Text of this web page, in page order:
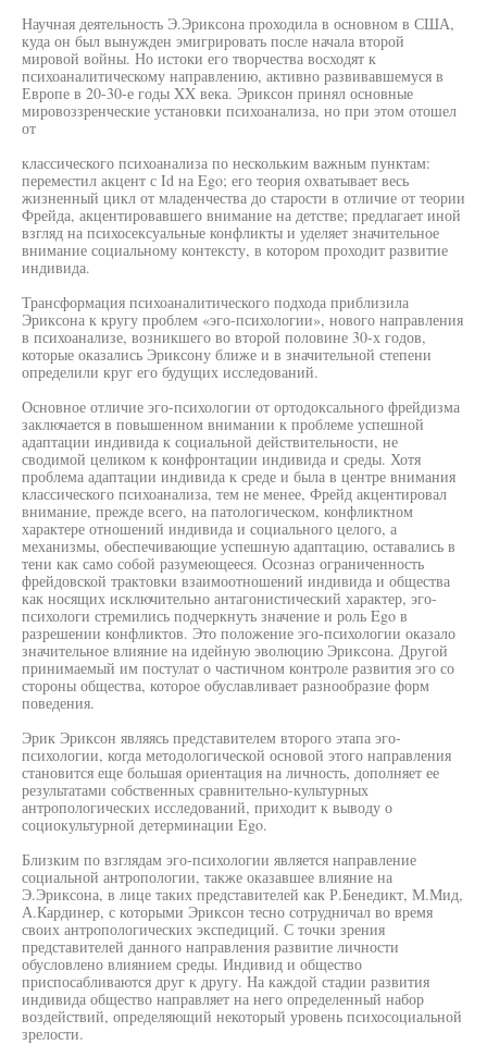
Научная деятельность Э.Эриксона проходила в основном в США,
куда он был вынужден эмигрировать после начала второй
мировой войны. Но истоки его творчества восходят к
психоаналитическому направлению, активно развивавшемуся в
Европе в 20-30-е годы XX века. Эриксон принял основные
мировоззренческие установки психоанализа, но при этом отошел
от
классического психоанализа по нескольким важным пунктам:
переместил акцент с Id на Ego; его теория охватывает весь
жизненный цикл от младенчества до старости в отличие от теории
Фрейда, акцентировавшего внимание на детстве; предлагает иной
взгляд на психосексуальные конфликты и уделяет значительное
внимание социальному контексту, в котором проходит развитие
индивида.
Трансформация психоаналитического подхода приблизила
Эриксона к кругу проблем «эго-психологии», нового направления
в психоанализе, возникшего во второй половине 30-х годов,
которые оказались Эриксону ближе и в значительной степени
определили круг его будущих исследований.
Основное отличие эго-психологии от ортодоксального фрейдизма
заключается в повышенном внимании к проблеме успешной
адаптации индивида к социальной действительности, не
сводимой целиком к конфронтации индивида и среды. Хотя
проблема адаптации индивида к среде и была в центре внимания
классического психоанализа, тем не менее, Фрейд акцентировал
внимание, прежде всего, на патологическом, конфликтном
характере отношений индивида и социального целого, а
механизмы, обеспечивающие успешную адаптацию, оставались в
тени как само собой разумеющееся. Осозназ ограниченность
фрейдовской трактовки взаимоотношений индивида и общества
как носящих исключительно антагонистический характер, эго-
психологи стремились подчеркнуть значение и роль Ego в
разрешении конфликтов. Это положение эго-психологии оказало
значительное влияние на идейную эволюцию Эриксона. Другой
принимаемый им постулат о частичном контроле развития эго со
стороны общества, которое обуславливает разнообразие форм
поведения.
Эрик Эриксон являясь представителем второго этапа эго-
психологии, когда методологической основой этого направления
становится еще большая ориентация на личность, дополняет ее
результатами собственных сравнительно-культурных
антропологических исследований, приходит к выводу о
социокультурной детерминации Ego.
Близким по взглядам эго-психологии является направление
социальной антропологии, также оказавшее влияние на
Э.Эриксона, в лице таких представителей как Р.Бенедикт, М.Мид,
А.Кардинер, с которыми Эриксон тесно сотрудничал во время
своих антропологических экспедиций. С точки зрения
представителей данного направления развитие личности
обусловлено влиянием среды. Индивид и общество
приспосабливаются друг к другу. На каждой стадии развития
индивида общество направляет на него определенный набор
воздействий, определяющий некоторый уровень психосоциальной
зрелости.